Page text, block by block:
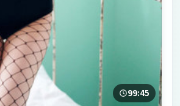
99:45